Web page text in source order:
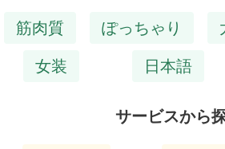
筋肉質 ぽっちゃり
女装
日本語
サービスから